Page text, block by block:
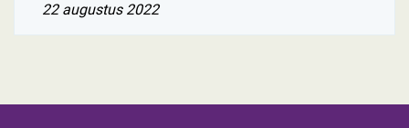
22 augustus 2022